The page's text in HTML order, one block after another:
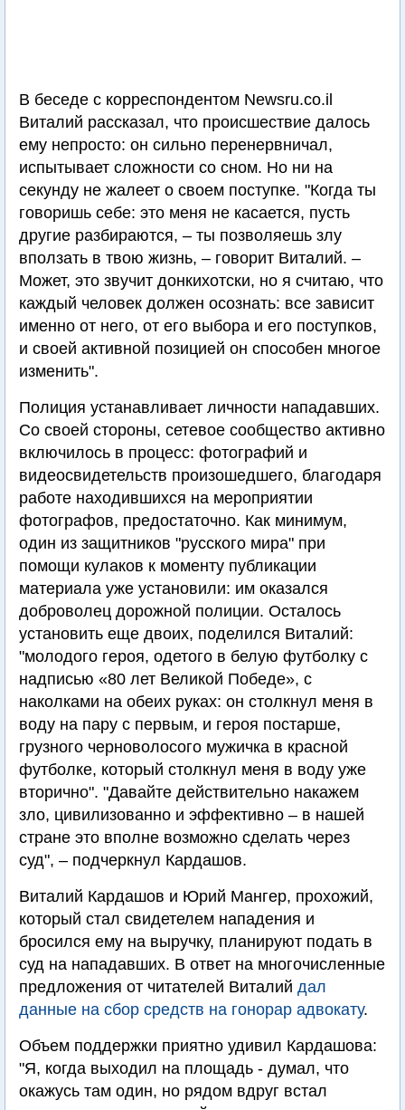
В беседе с корреспондентом Newsru.co.il
Виталий рассказал, что происшествие далось
ему непросто: он сильно перенервничал,
испытывает сложности со сном. Но ни на
секунду не жалеет о своем поступке. "Когда ты
говоришь себе: это меня не касается, пусть
другие разбираются, – ты позволяешь злу
вползать в твою жизнь, – говорит Виталий. –
Может, это звучит донкихотски, но я считаю, что
каждый человек должен осознать: все зависит
именно от него, от его выбора и его поступков,
и своей активной позицией он способен многое
изменить".
Полиция устанавливает личности нападавших.
Со своей стороны, сетевое сообщество активно
включилось в процесс: фотографий и
видеосвидетельств произошедшего, благодаря
работе находившихся на мероприятии
фотографов, предостаточно. Как минимум,
один из защитников "русского мира" при
помощи кулаков к моменту публикации
материала уже установили: им оказался
доброволец дорожной полиции. Осталось
установить еще двоих, поделился Виталий:
"молодого героя, одетого в белую футболку с
надписью «80 лет Великой Победе», с
наколками на обеих руках: он столкнул меня в
воду на пару с первым, и героя постарше,
грузного черноволосого мужичка в красной
футболке, который столкнул меня в воду уже
вторично". "Давайте действительно накажем
зло, цивилизованно и эффективно – в нашей
стране это вполне возможно сделать через
суд", – подчеркнул Кардашов.
Виталий Кардашов и Юрий Мангер, прохожий,
который стал свидетелем нападения и
бросился ему на выручку, планируют подать в
суд на нападавших. В ответ на многочисленные
предложения от читателей Виталий дал
данные на сбор средств на гонорар адвокату.
Объем поддержки приятно удивил Кардашова:
"Я, когда выходил на площадь - думал, что
окажусь там один, но рядом вдруг встал